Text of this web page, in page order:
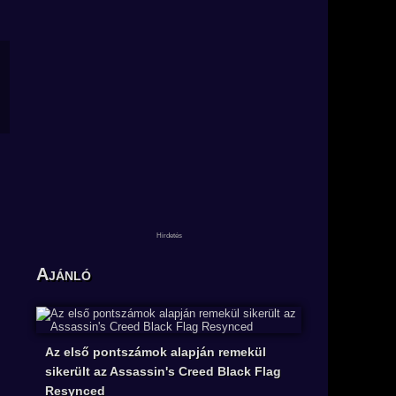
Ajánló
Az első pontszámok alapján remekül
sikerült az Assassin's Creed Black Flag
Resynced